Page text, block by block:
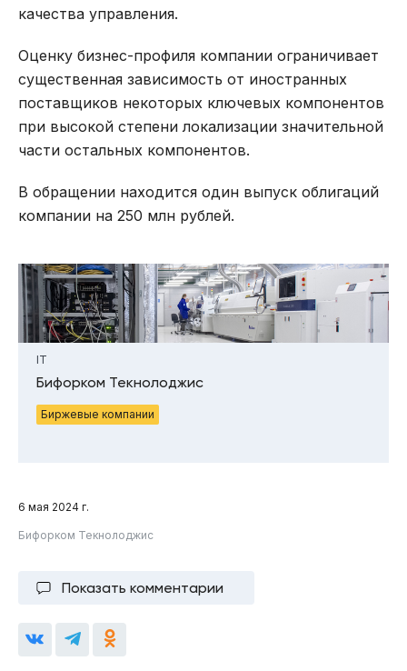
качества управления.
Оценку бизнес-профиля компании ограничивает
существенная зависимость от иностранных
поставщиков некоторых ключевых компонентов
при высокой степени локализации значительной
части остальных компонентов.
В обращении находится один выпуск облигаций
компании на 250 млн рублей.
IT
Бифорком Текнолоджис
Биржевые компании
6 мая 2024 г.
Бифорком Текнолоджис
Показать комментарии